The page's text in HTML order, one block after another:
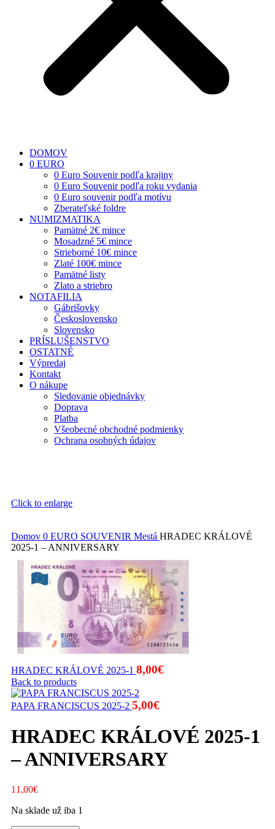
DOMOV
0 EURO
0 Euro Souvenir podľa krajiny
0 Euro Souvenir podľa roku vydania
0 Euro souvenir podľa motívu
Zberateľské foldre
NUMIZMATIKA
Pamätné 2€ mince
Mosadzné 5€ mince
Strieborné 10€ mince
Zlaté 100€ mince
Pamätné listy
Zlato a striebro
NOTAFILIA
Gábrišovky
Československo
Slovensko
PRÍSLUŠENSTVO
OSTATNÉ
Výpredaj
Kontakt
O nákupe
Sledovanie objednávky
Doprava
Platba
Všeobecné obchodné podmienky
Ochrana osobných údajov
Click to enlarge
Domov 0 EURO SOUVENIR Mestá HRADEC KRÁLOVÉ
2025-1 – ANNIVERSARY
HRADEC KRÁLOVÉ 2025-1 8,00€
Back to products
PAPA FRANCISCUS 2025-2 5,00€
HRADEC KRÁLOVÉ 2025-1
– ANNIVERSARY
11,00€
Na sklade už iba 1